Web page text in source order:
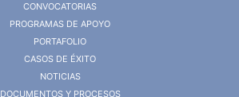
CONVOCATORIAS
PROGRAMAS DE APOYO
PORTAFOLIO
CASOS DE ÉXITO
NOTICIAS
DOCUMENTOS Y PROCESOS